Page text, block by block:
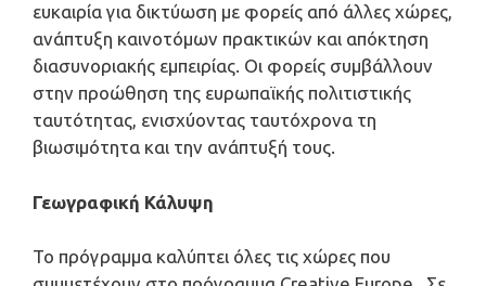
ευκαιρία για δικτύωση με φορείς από άλλες χώρες,
ανάπτυξη καινοτόμων πρακτικών και απόκτηση
διασυνοριακής εμπειρίας. Οι φορείς συμβάλλουν
στην προώθηση της ευρωπαϊκής πολιτιστικής
ταυτότητας, ενισχύοντας ταυτόχρονα τη
βιωσιμότητα και την ανάπτυξή τους.
Γεωγραφική Κάλυψη
Το πρόγραμμα καλύπτει όλες τις χώρες που